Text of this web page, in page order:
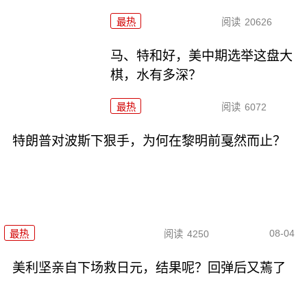
最热 阅读 20626
马、特和好，美中期选举这盘大
棋，水有多深？
最热 阅读 6072
特朗普对波斯下狠手，为何在黎明前戛然而止？
最热 阅读 4250 08-04
美利坚亲自下场救日元，结果呢？回弹后又蔫了